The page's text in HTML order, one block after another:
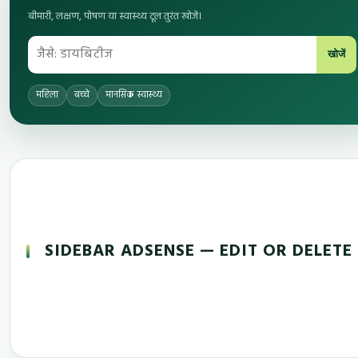
बीमारी, लक्षण, पोषण या स्वास्थ्य टूल तुरंत खोजें।
खोजें
महिला बच्चे मानसिक स्वास्थ्य
SIDEBAR ADSENSE — EDIT OR DELETE